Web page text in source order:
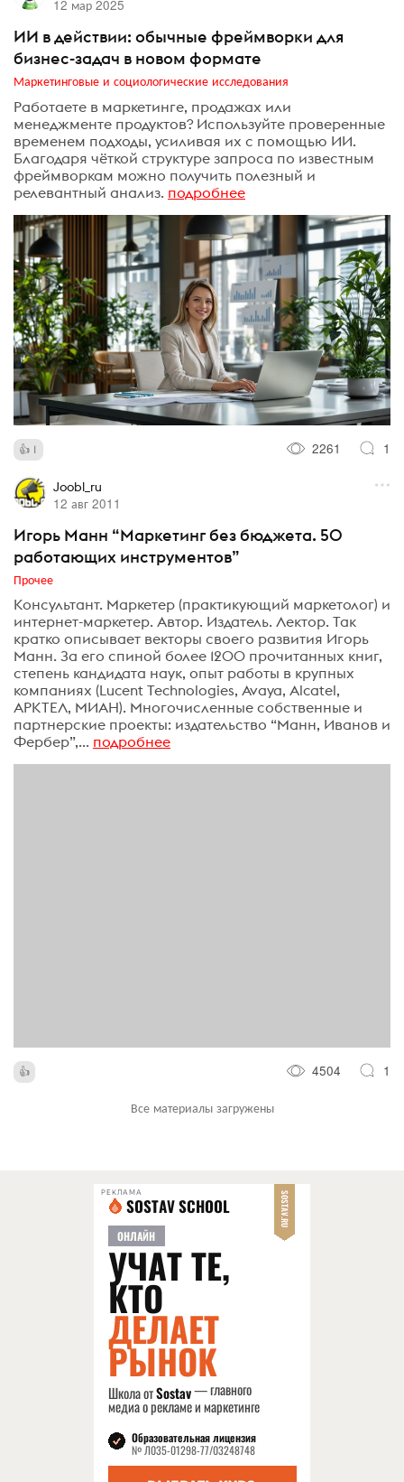
12 мар 2025
ИИ в действии: обычные фреймворки для
бизнес-задач в новом формате
Маркетинговые и социологические исследования
Работаете в маркетинге, продажах или
менеджменте продуктов? Используйте проверенные
временем подходы, усиливая их с помощью ИИ.
Благодаря чёткой структуре запроса по известным
фреймворкам можно получить полезный и
релевантный анализ. подробнее
1 2261 1
Joobl_ru
12 авг 2011
Игорь Манн “Маркетинг без бюджета. 50
работающих инструментов”
Прочее
Консультант. Маркетер (практикующий маркетолог) и
интернет-маркетер. Автор. Издатель. Лектор. Так
кратко описывает векторы своего развития Игорь
Манн. За его спиной более 1200 прочитанных книг,
степень кандидата наук, опыт работы в крупных
компаниях (Lucent Technologies, Avaya, Alcatel,
АРКТЕЛ, МИАН). Многочисленные собственные и
партнерские проекты: издательство “Манн, Иванов и
Фербер”,... подробнее
4504 1
Все материалы загружены
РЕКЛАМА